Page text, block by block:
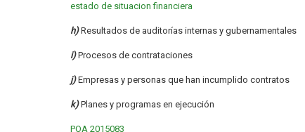
estado de situacion financiera
h)Resultados de auditorías internas y gubernamentales
i) Procesos de contrataciones
j) Empresas y personas que han incumplido contratos
k) Planes y programas en ejecución
POA 2015083